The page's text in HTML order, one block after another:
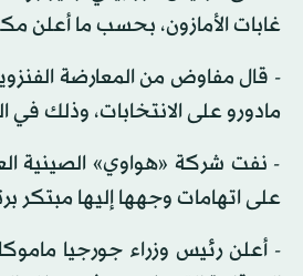
غابات الأمازون، بحسب ما أعلن
- قال مفاوض من المعارضة
مادورو على الانتخابات، وذلك
- نفت شركة «هواوي» الصينية
على اتهامات وجهها إليها مبتكر
- أعلن رئيس وزراء جورجيا